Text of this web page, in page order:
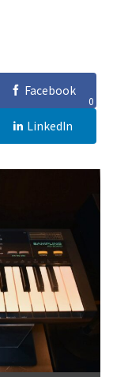
Facebook
0
LinkedIn